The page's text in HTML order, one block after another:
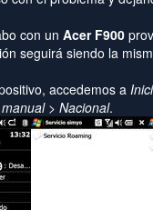
con un Acer F900
seguirá siendo la
accedemos a
> Nacional.